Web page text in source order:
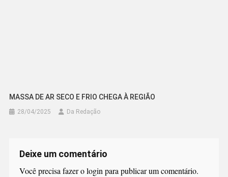
MASSA DE AR SECO E FRIO CHEGA À REGIÃO
28/04/2025 Da Redação
Deixe um comentário
Você precisa fazer ologinpara publicar um comentário.